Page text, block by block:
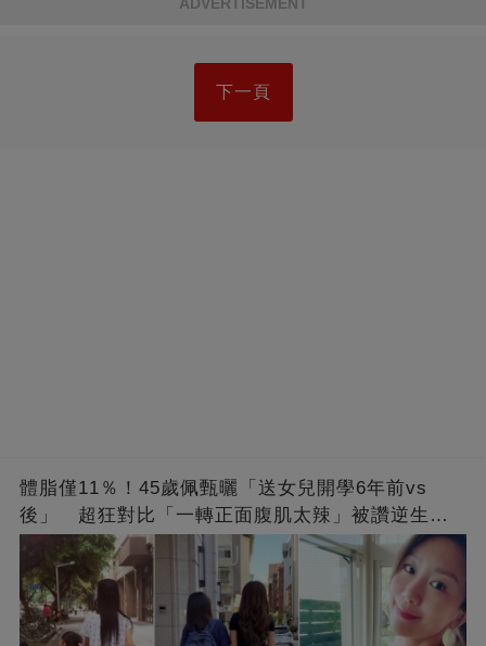
下一頁
體脂僅11％！45歲佩甄曬「送女兒開學6年前vs
後」 超狂對比「一轉正面腹肌太辣」被讚逆生
長：媽媽變姊姊❤